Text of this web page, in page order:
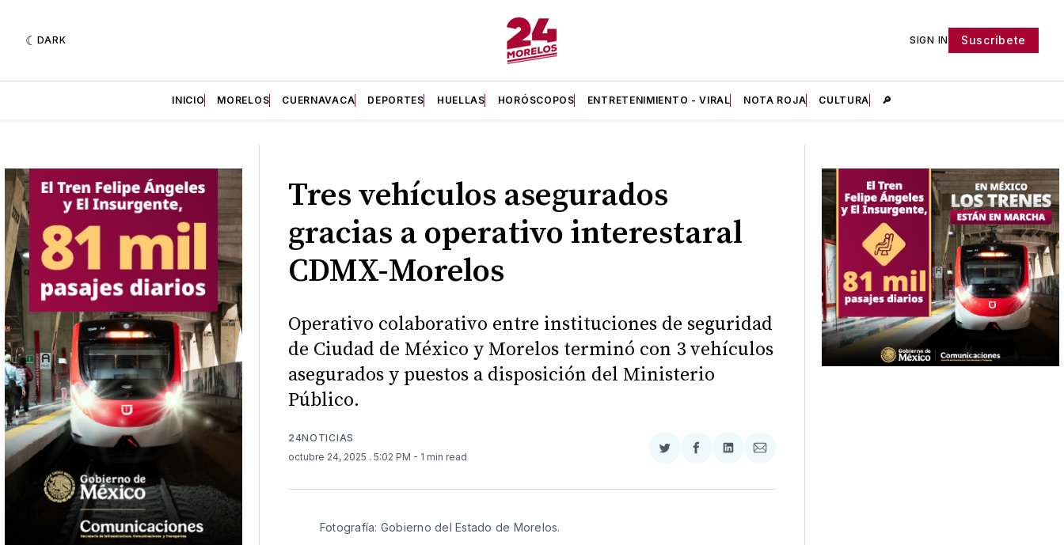
DARK SIGN IN Suscríbete
INICIO MORELOS CUERNAVACA DEPORTES HUELLAS HORÓSCOPOS ENTRETENIMIENTO - VIRAL NOTA ROJA CULTURA 🔎
Tres vehículos asegurados
gracias a operativo interestaral
CDMX-Morelos
Operativo colaborativo entre instituciones de seguridad
de Ciudad de México y Morelos terminó con 3 vehículos
asegurados y puestos a disposición del Ministerio
Público.
24NOTICIAS
octubre 24, 2025 . 5:02 PM - 1 min read
Compartir
Twitter
Compartir
Facebook
Compartir
LinkedIn
Compartir
Email
Fotografía: Gobierno del Estado de Morelos.